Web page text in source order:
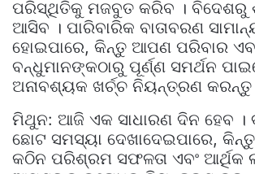
ପରିସ୍ଥିତିକୁ ମଜବୁତ କରିବ । ବିଦେଶରୁ
ଆସିବ । ପାରିବାରିକ ବାତାବରଣ
ହୋଇପାରେ, କିନ୍ତୁ ଆପଣ ପରିବାର
ବନ୍ଧୁମାନଙ୍କଠାରୁ ପୂର୍ଣ୍ଣ ସମର୍ଥନ
ଅନାବଶ୍ୟକ ଖର୍ଚ୍ଚ ନିୟନ୍ତ୍ରଣ କରନ୍ତୁ
ମିଥୁନ: ଆଜି ଏକ ସାଧାରଣ ଦିନ ହେବ ।
ଛୋଟ ସମସ୍ୟା ଦେଖାଦେଇପାରେ,
କଠିନ ପରିଶ୍ରମ ସଫଳତା ଏବଂ ଆର୍ଥିକ